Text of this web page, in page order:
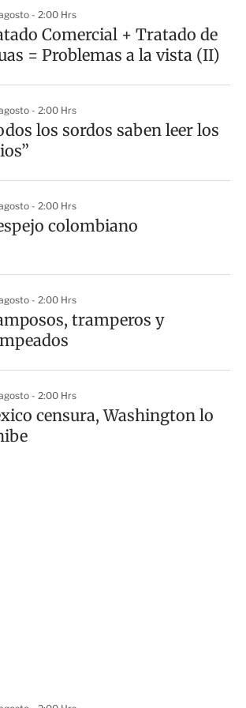
- 2:00 Hrs
Comercial + Tratado de
= Problemas a la vista (II)
- 2:00 Hrs
los sordos saben leer los
- 2:00 Hrs
colombiano
- 2:00 Hrs
tramperos y
- 2:00 Hrs
censura, Washington lo